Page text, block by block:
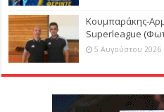
Κουμπαράκης-
Superleague
5 Αυγούστου 2026